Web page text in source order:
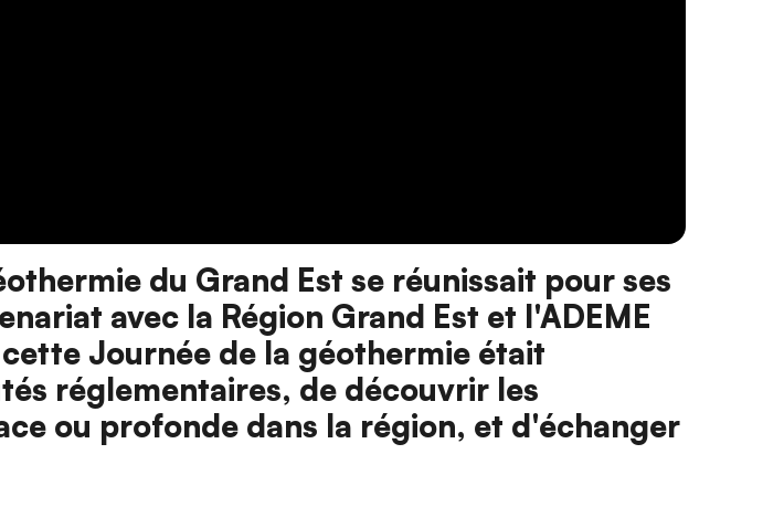
du Grand Est se réunissait pour ses
avec la Région Grand Est et l'ADEME
Journée de la géothermie était
réglementaires, de découvrir les
ou profonde dans la région, et d'échanger